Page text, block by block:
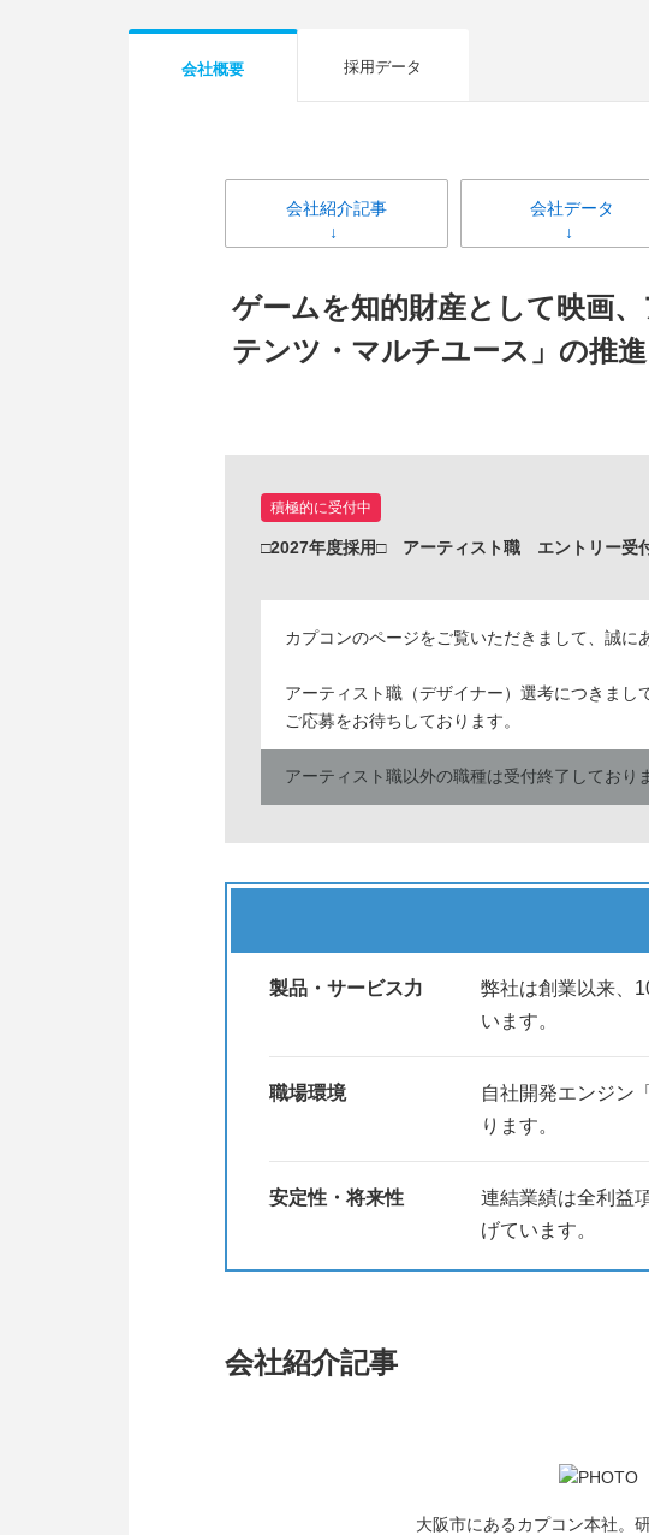
会社概要 採用データ
会社紹介記事 会社データ
ゲームを知的財産として映画
テンツ・マルチユース」の推
積極的に受付中
□2027年度採用□ アーティスト職 エントリー受
カプコンのページをご覧いただきまして、誠に
アーティスト職（デザイナー）選考につきまし
ご応募をお待ちしております。
アーティスト職以外の職種は受付終了しており
まずはエントリーをお願い致します。
製品・サービス力
弊社は創業以来、
います。
職場環境
自社開発エンジン
ります。
安定性・将来性
連結業績は全利益
げています。
会社紹介記事
大阪市にあるカプコン本社。